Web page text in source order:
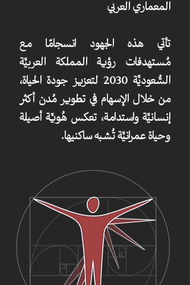
المعماري العربي
تأتي هذه الجهود انسجامًا مع
مُستهدفات رؤية المملكة العربيَّة
السُّعوديَّة 2030 لتعزيز جودة الحياة،
من خلال الإسهام في تطوير مُدن أكثر
إنسانيَّة واستدامة، تعكس هُويَّة أصيلة
وحياة عمرانيَّة تُشبه ساكنيها.